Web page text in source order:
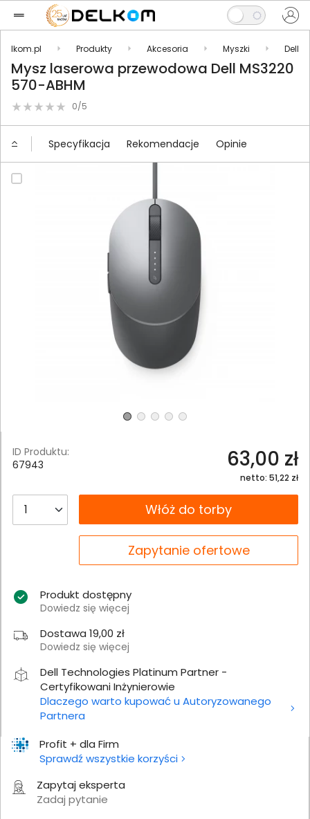
Delkom.pl Produkty Akcesoria Myszki Dell
Mysz laserowa przewodowa Dell MS3220
570-ABHM
0/5
Specyfikacja Rekomendacje Opinie
Profit + dla Firm
Sprawdź wszystkie korzyści
Zapytaj eksperta
Zadaj pytanie
ID Produktu:
67943
63,00 zł
netto: 51,22 zł
__B2C.PRODUCT.QUANTITYWłóż do torby
Zapytanie ofertowe
Produkt dostępny
Dowiedz się więcej
Dostawa 19,00 zł
Dowiedz się więcej
Dell Technologies Platinum Partner -
Certyfikowani Inżynierowie
Dlaczego warto kupować u Autoryzowanego
Partnera